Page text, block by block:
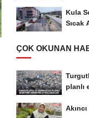
Kula
Sıcak
ÇOK OKUNAN
planlı